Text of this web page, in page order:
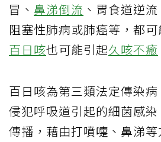
冒、 鼻涕倒流 、胃食道逆
阻塞性肺病或肺癌等，都可
百日咳也可能引起久咳不癒
百日咳為第三類法定傳染
侵犯呼吸道引起的細菌感
傳播，藉由打噴嚏、鼻涕